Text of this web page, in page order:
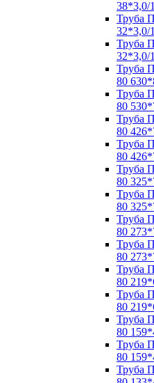
38*3,0/
Труба
32*3,0/
Труба
32*3,0/
Труба
80
Труба
80
Труба
80
Труба
80
Труба
80
Труба
80
Труба
80
Труба
80
Труба
80
Труба
80
Труба
80
Труба
80
Труба